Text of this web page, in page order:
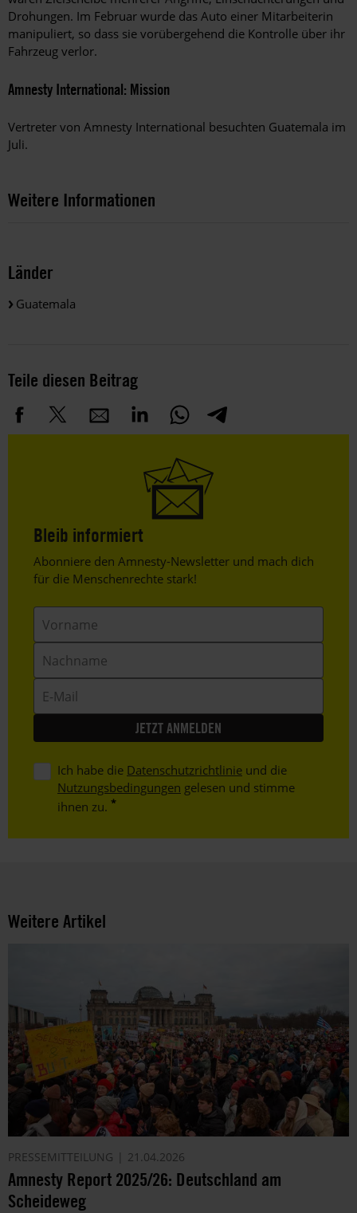
Drohungen. Im Februar wurde das Auto einer Mitarbeiterin
manipuliert, so dass sie vorübergehend die Kontrolle über ihr
Fahrzeug verlor.
Amnesty International: Mission
Vertreter von Amnesty International besuchten Guatemala im
Juli.
Weitere Informationen
Länder
Guatemala
Teile diesen Beitrag
Bleib informiert
Header
Text
Abonniere den Amnesty-Newsletter und mach dich
für die Menschenrechte stark!
Mail
Ich habe die Datenschutzrichtlinie und die
Nutzungsbedingungen gelesen und stimme
ihnen zu.
Weitere Artikel
PRESSEMITTEILUNG 21.04.2026
Amnesty Report 2025/26: Deutschland am
Scheideweg